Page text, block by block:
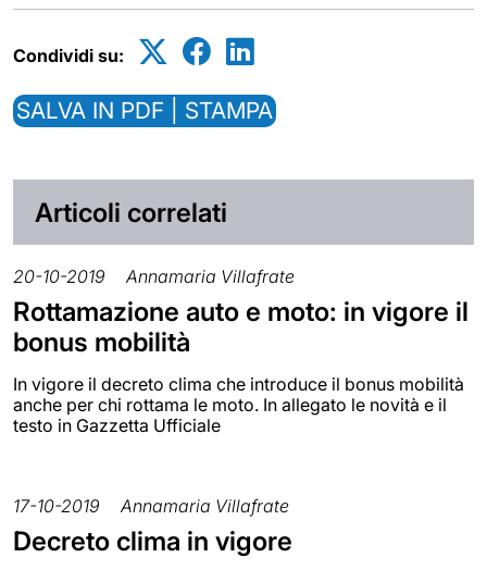
Condividi su:
SALVA IN PDF | STAMPA
Articoli correlati
20-10-2019 Annamaria Villafrate
Rottamazione auto e moto: in vigore il
bonus mobilità
In vigore il decreto clima che introduce il bonus mobilità
anche per chi rottama le moto. In allegato le novità e il
testo in Gazzetta Ufficiale
17-10-2019 Annamaria Villafrate
Decreto clima in vigore